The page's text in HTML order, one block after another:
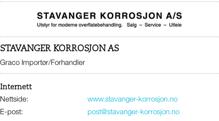
STAVANGER KORROSJON AS
Graco Importør/Forhandler
Internett
Nettside:
www.stavanger-korrosjon.no
E-post:
post@stavanger-korrosjon.no